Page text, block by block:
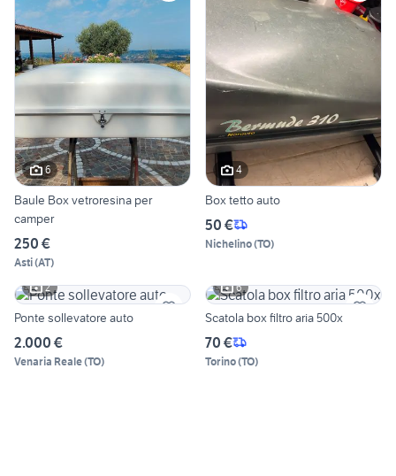
6
Baule Box vetroresina per
camper
250 €
Asti(AT)
4
Box tetto auto
50 €
Nichelino(TO)
2
Ponte sollevatore auto
2.000 €
Venaria Reale(TO)
6
Scatola box filtro aria 500x
70 €
Torino(TO)